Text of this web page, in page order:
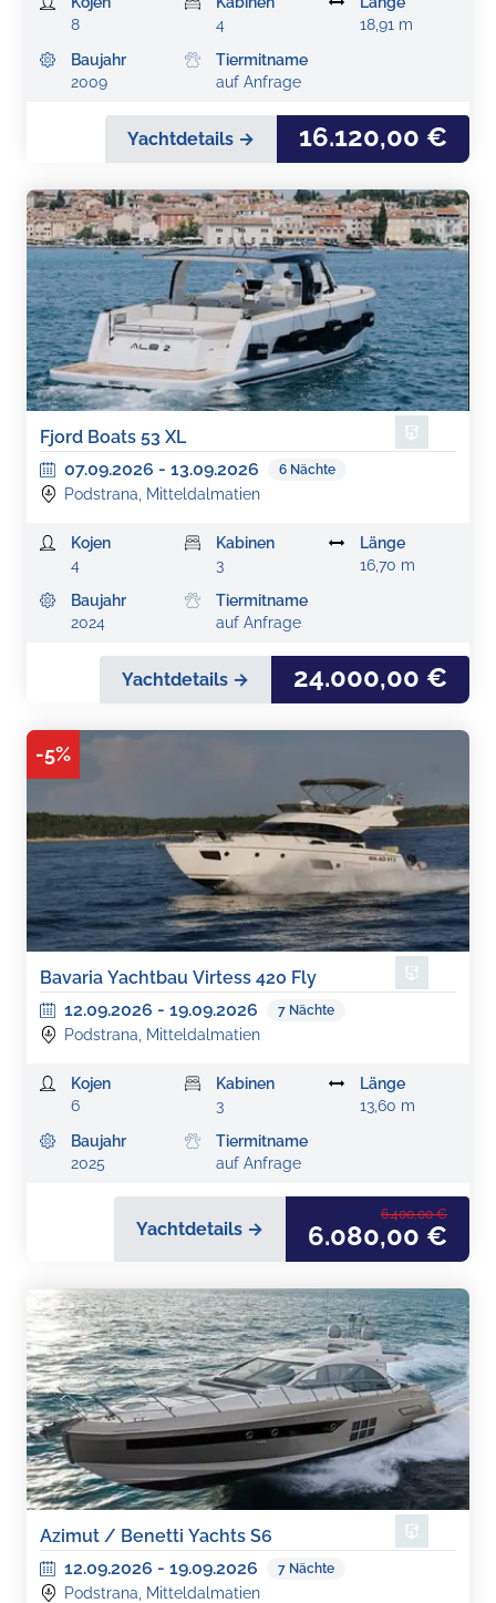
8
4
18,91 m
Baujahr
2009
Tiermitname
auf Anfrage
Yachtdetails → 16.120,00 €
Fjord Boats 53 XL
07.09.2026 - 13.09.2026 6 Nächte
Podstrana, Mitteldalmatien
Kojen
4
Kabinen
3
Länge
16,70 m
Baujahr
2024
Tiermitname
auf Anfrage
Yachtdetails → 24.000,00 €
-5%
Bavaria Yachtbau Virtess 420 Fly
12.09.2026 - 19.09.2026 7 Nächte
Podstrana, Mitteldalmatien
Kojen
6
Kabinen
3
Länge
13,60 m
Baujahr
2025
Tiermitname
auf Anfrage
Yachtdetails →
6.400,00 €
6.080,00 €
Azimut / Benetti Yachts S6
12.09.2026 - 19.09.2026 7 Nächte
Podstrana, Mitteldalmatien